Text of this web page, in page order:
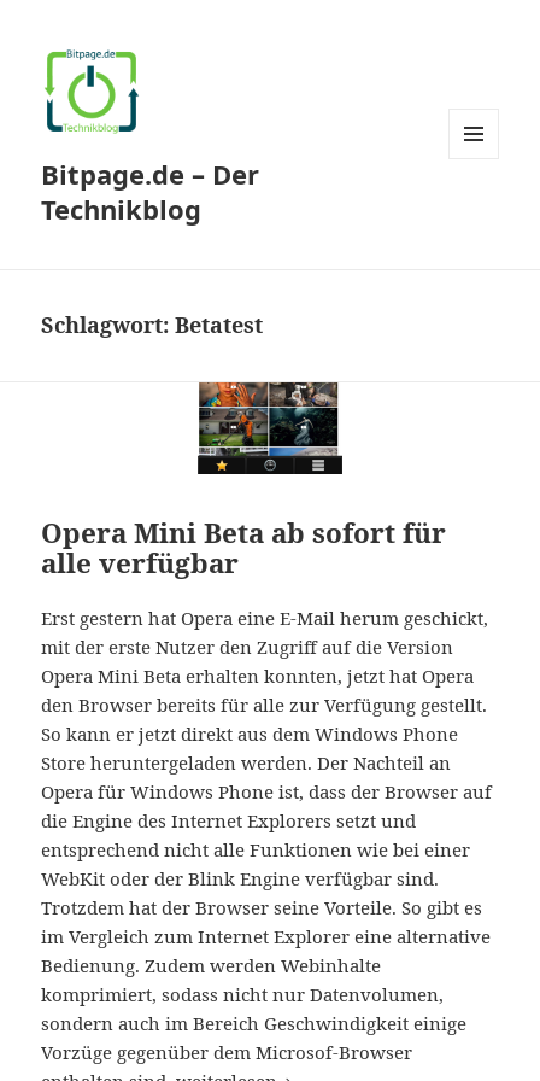
Bitpage.de – Der
Technikblog
Schlagwort:Betatest
Opera Mini Beta ab sofort für
alle verfügbar
Erst gestern hat Opera eine E-Mail herum geschickt,
mit der erste Nutzer den Zugriff auf die Version
Opera Mini Beta erhalten konnten, jetzt hat Opera
den Browser bereits für alle zur Verfügung gestellt.
So kann er jetzt direkt aus dem Windows Phone
Store heruntergeladen werden. Der Nachteil an
Opera für Windows Phone ist, dass der Browser auf
die Engine des Internet Explorers setzt und
entsprechend nicht alle Funktionen wie bei einer
WebKit oder der Blink Engine verfügbar sind.
Trotzdem hat der Browser seine Vorteile. So gibt es
im Vergleich zum Internet Explorer eine alternative
Bedienung. Zudem werden Webinhalte
komprimiert, sodass nicht nur Datenvolumen,
sondern auch im Bereich Geschwindigkeit einige
Vorzüge gegenüber dem Microsof-Browser